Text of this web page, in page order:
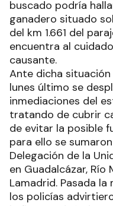
buscado podría
ganadero situado
del km 1.661 del
encuentra al
causante.
Ante dicha
lunes último se
inmediaciones del
tratando de cubrir
de evitar la posible
para ello se
Delegación de la
en Guadalcázar,
Lamadrid. Pasada
los policías